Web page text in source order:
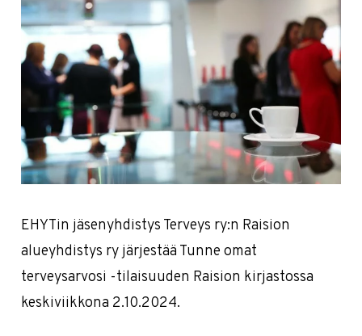
EHYTin jäsenyhdistys Terveys ry:n Raision
alueyhdistys ry järjestää Tunne omat
terveysarvosi -tilaisuuden Raision kirjastossa
keskiviikkona 2.10.2024.